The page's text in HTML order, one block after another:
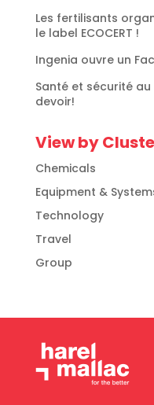
Les fertilisants
le label ECOCERT !
Ingenia ouvre un
Santé et sécurité
devoir!
View by
Chemicals
Equipment &
Technology
Travel
Group